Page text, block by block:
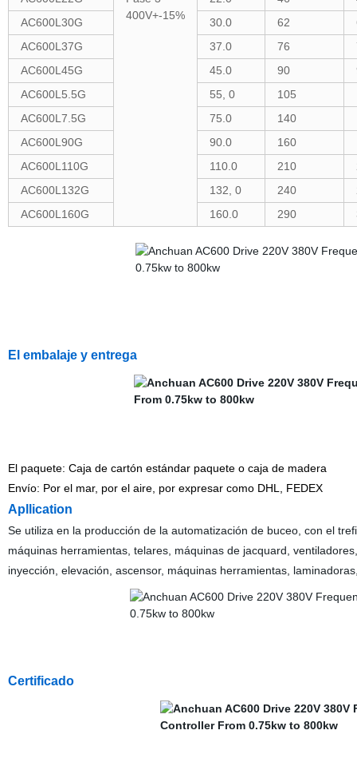
400V+-15%
AC600L30G
30.0 62
AC600L37G
37.0 76
AC600L45G
45.0 90
AC600L5.5G
55, 0 105
AC600L7.5G
75.0 140
AC600L90G
90.0 160
AC600L110G
110.0 210
AC600L132G
132, 0 240
AC600L160G
160.0 290
El embalaje y entrega
El paquete: Caja de cartón estándar paquete o caja de madera
Envío: Por el mar, por el aire, por expresar como DHL, FEDEX
Apllication
Se utiliza en la producción de la automatización de buceo, con el
máquinas herramientas, telares, máquinas de jacquard,
inyección, elevación, ascensor, máquinas herramientas,
Certificado